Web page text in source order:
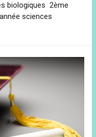
biologiques 2ème
sciences